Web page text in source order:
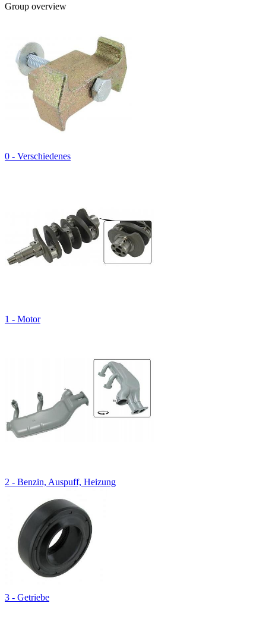
Group overview
0 - Verschiedenes
1 - Motor
2 - Benzin, Auspuff, Heizung
3 - Getriebe